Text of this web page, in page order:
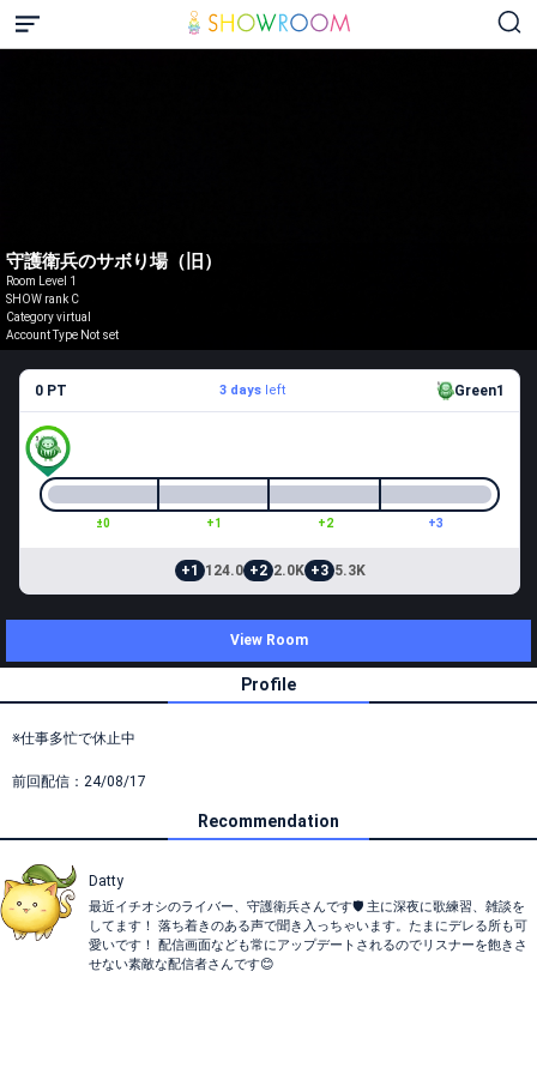
守護衛兵のサボり場（旧）
Room Level 1
SHOW rank C
Category virtual
Account Type Not set
0 PT 3 daysleft Green1
±0 +1 +2 +3
+1 124.0 +2 2.0K +3 5.3K
View Room
Profile
※仕事多忙で休止中
前回配信：24/08/17
Recommendation
Datty
最近イチオシのライバー、守護衛兵さんです🛡️ 主に深夜に歌練習、雑談を
してます！ 落ち着きのある声で聞き入っちゃいます。たまにデレる所も可
愛いです！ 配信画面なども常にアップデートされるのでリスナーを飽きさ
せない素敵な配信者さんです😊